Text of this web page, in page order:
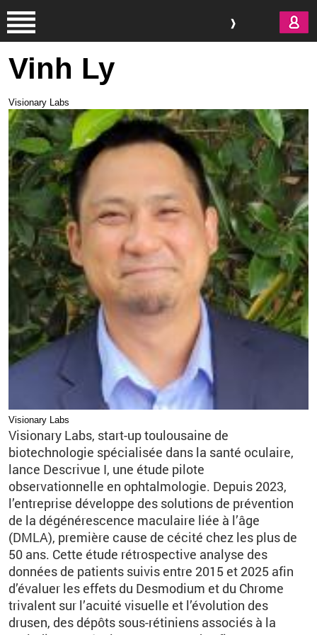
Vinh Ly
Visionary Labs
Visionary Labs
Visionary Labs, start-up toulousaine de
biotechnologie spécialisée dans la santé oculaire,
lance Descrivue I, une étude pilote
observationnelle en ophtalmologie. Depuis 2023,
l’entreprise développe des solutions de prévention
de la dégénérescence maculaire liée à l’âge
(DMLA), première cause de cécité chez les plus de
50 ans. Cette étude rétrospective analyse des
données de patients suivis entre 2015 et 2025 afin
d’évaluer les effets du Desmodium et du Chrome
trivalent sur l’acuité visuelle et l’évolution des
drusen, des dépôts sous-rétiniens associés à la